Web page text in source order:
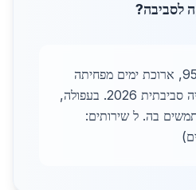
לסביבה?
כן, ניתנת למיחזור 95%, ארוכת ימים מפחיתה
פסולת. תואמת רגולציה סביבתית 2026. בעפולה,
בה. ל שירותים: